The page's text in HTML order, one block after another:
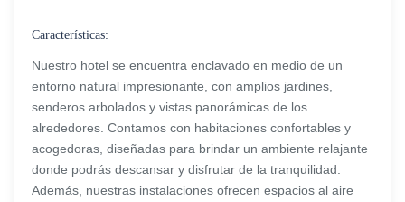
Características:
Nuestro hotel se encuentra enclavado en medio de un
entorno natural impresionante, con amplios jardines,
senderos arbolados y vistas panorámicas de los
alrededores. Contamos con habitaciones confortables y
acogedoras, diseñadas para brindar un ambiente relajante
donde podrás descansar y disfrutar de la tranquilidad.
Además, nuestras instalaciones ofrecen espacios al aire